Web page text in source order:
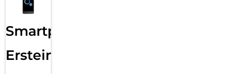
Smartphone
Ersteinrichtung